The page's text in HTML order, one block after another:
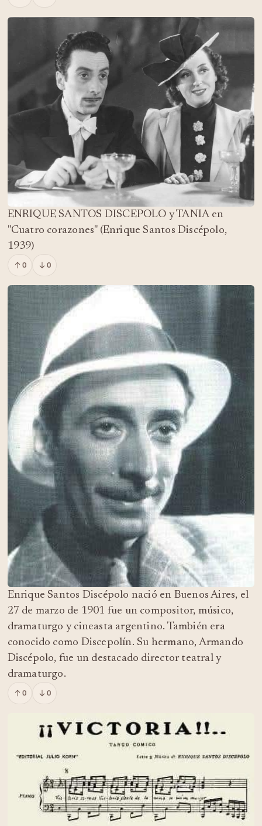
ENRIQUE SANTOS DISCEPOLO y TANIA en
"Cuatro corazones" (Enrique Santos Discépolo,
1939)
0 0
Enrique Santos Discépolo nació en Buenos Aires, el
27 de marzo de 1901 fue un compositor, músico,
dramaturgo y cineasta argentino. También era
conocido como Discepolín. Su hermano, Armando
Discépolo, fue un destacado director teatral y
dramaturgo.
0 0